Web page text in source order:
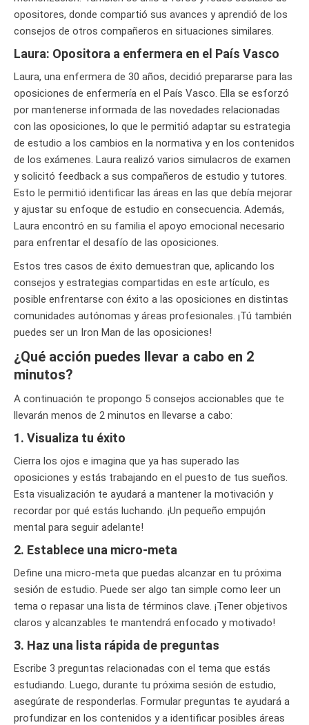
opositores, donde compartió sus avances y aprendió de los
consejos de otros compañeros en situaciones similares.
Laura: Opositora a enfermera en el País Vasco
Laura, una enfermera de 30 años, decidió prepararse para las
oposiciones de enfermería en el País Vasco. Ella se esforzó
por mantenerse informada de las novedades relacionadas
con las oposiciones, lo que le permitió adaptar su estrategia
de estudio a los cambios en la normativa y en los contenidos
de los exámenes. Laura realizó varios simulacros de examen
y solicitó feedback a sus compañeros de estudio y tutores.
Esto le permitió identificar las áreas en las que debía mejorar
y ajustar su enfoque de estudio en consecuencia. Además,
Laura encontró en su familia el apoyo emocional necesario
para enfrentar el desafío de las oposiciones.
Estos tres casos de éxito demuestran que, aplicando los
consejos y estrategias compartidas en este artículo, es
posible enfrentarse con éxito a las oposiciones en distintas
comunidades autónomas y áreas profesionales. ¡Tú también
puedes ser un Iron Man de las oposiciones!
¿Qué acción puedes llevar a cabo en 2
minutos?
A continuación te propongo 5 consejos accionables que te
llevarán menos de 2 minutos en llevarse a cabo:
1. Visualiza tu éxito
Cierra los ojos e imagina que ya has superado las
oposiciones y estás trabajando en el puesto de tus sueños.
Esta visualización te ayudará a mantener la motivación y
recordar por qué estás luchando. ¡Un pequeño empujón
mental para seguir adelante!
2. Establece una micro-meta
Define una micro-meta que puedas alcanzar en tu próxima
sesión de estudio. Puede ser algo tan simple como leer un
tema o repasar una lista de términos clave. ¡Tener objetivos
claros y alcanzables te mantendrá enfocado y motivado!
3. Haz una lista rápida de preguntas
Escribe 3 preguntas relacionadas con el tema que estás
estudiando. Luego, durante tu próxima sesión de estudio,
asegúrate de responderlas. Formular preguntas te ayudará a
profundizar en los contenidos y a identificar posibles áreas